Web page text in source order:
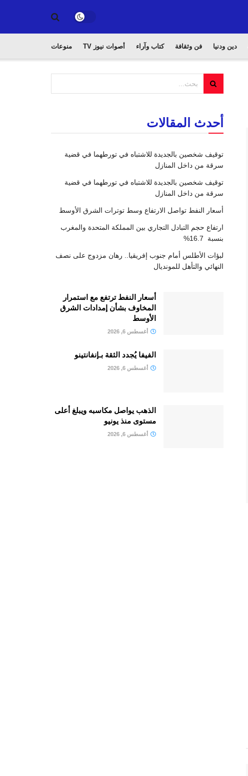
دين ودنيا فن وثقافة كتاب وآراء أصوات نيوز TV منوعات
أحدث المقالات
توقيف شخصين بالجديدة للاشتباه في تورطهما في قضية
سرقة من داخل المنازل
توقيف شخصين بالجديدة للاشتباه في تورطهما في قضية
سرقة من داخل المنازل
أسعار النفط تواصل الارتفاع وسط توترات الشرق الأوسط
ارتفاع حجم التبادل التجاري بين المملكة المتحدة والمغرب
بنسبة 16.7%
لبؤات الأطلس أمام جنوب إفريقيا.. رهان مزدوج على نصف
النهائي والتأهل للمونديال
أسعار النفط ترتفع مع استمرار
المخاوف بشأن إمدادات الشرق
الأوسط
أغسطس 6, 2026
الفيفا يُجدد الثقة بـإنفانتينو
أغسطس 6, 2026
الذهب يواصل مكاسبه ويبلغ أعلى
مستوى منذ يونيو
أغسطس 6, 2026